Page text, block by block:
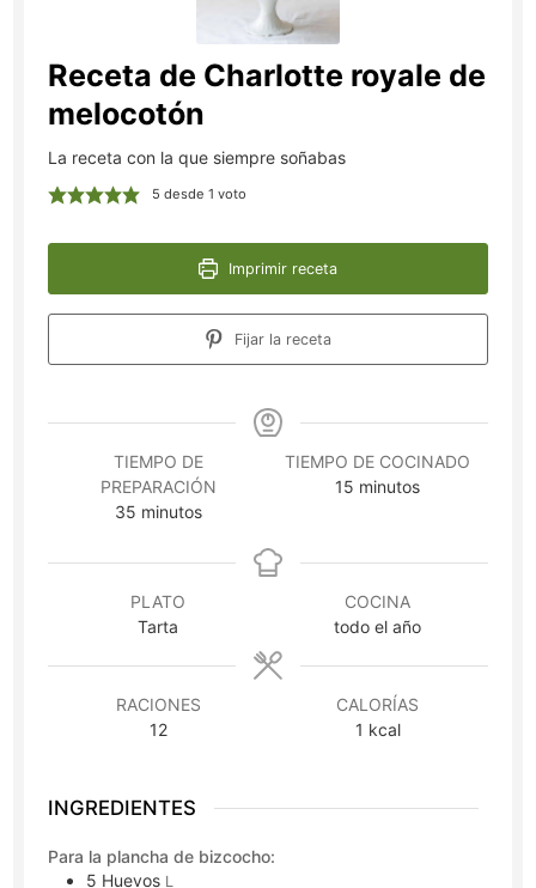
Receta de Charlotte royale de
melocotón
La receta con la que siempre soñabas
5 desde 1 voto
Imprimir receta
Fijar la receta
TIEMPO DE
PREPARACIÓN
35minutos
minutos
TIEMPO DE COCINADO
15 minutos
minutos
PLATO
Tarta
COCINA
todo el año
RACIONES
12
CALORÍAS
1 kcal
INGREDIENTES
Para la plancha de bizcocho:
5 Huevos L